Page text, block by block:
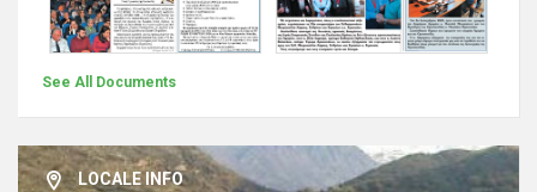
See All Documents
LOCALE INFO